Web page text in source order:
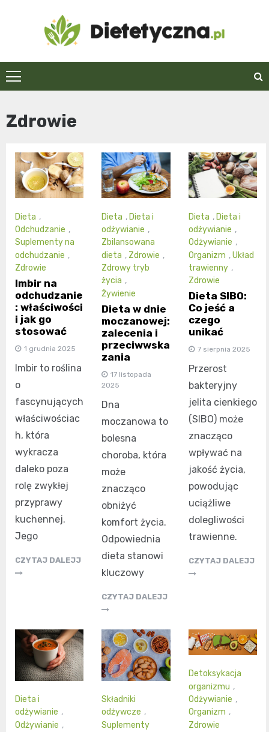
Dietetyczna.pl
Zdrowie
Dieta ,
Odchudzanie ,
Suplementy na
odchudzanie ,
Zdrowie
Imbir na
odchudzanie
: właściwości
i jak go
stosować
1 grudnia 2025
Imbir to roślina
o
fascynujących
właściwościac
h, która
wykracza
daleko poza
rolę zwykłej
przyprawy
kuchennej.
Jego
CZYTAJ DALEJJ
Dieta , Dieta i
odżywianie ,
Zbilansowana
dieta , Zdrowie ,
Zdrowy tryb
życia ,
Żywienie
Dieta w dnie
moczanowej:
zalecenia i
przeciwwska
zania
17 listopada
2025
Dna
moczanowa to
bolesna
choroba, która
może
znacząco
obniżyć
komfort życia.
Odpowiednia
dieta stanowi
kluczowy
CZYTAJ DALEJJ
Dieta , Dieta i
odżywianie ,
Odżywianie ,
Organizm ,Układ
trawienny ,
Zdrowie
Dieta SIBO:
Co jeść a
czego
unikać
7 sierpnia 2025
Przerost
bakteryjny
jelita cienkiego
(SIBO) może
znacząco
wpływać na
jakość życia,
powodując
uciążliwe
dolegliwości
trawienne.
CZYTAJ DALEJJ
Dieta i
odżywianie ,
Odżywianie ,
Składniki
odżywcze ,
Suplementy
Detoksykacja
organizmu ,
Odżywianie ,
Organizm ,
Zdrowie